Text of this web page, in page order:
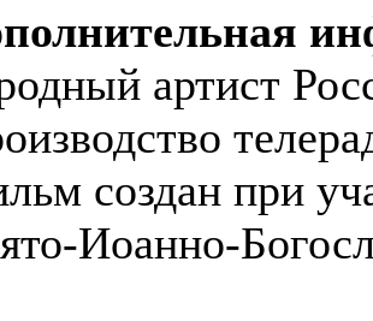
артист
создан при
Иоанно-